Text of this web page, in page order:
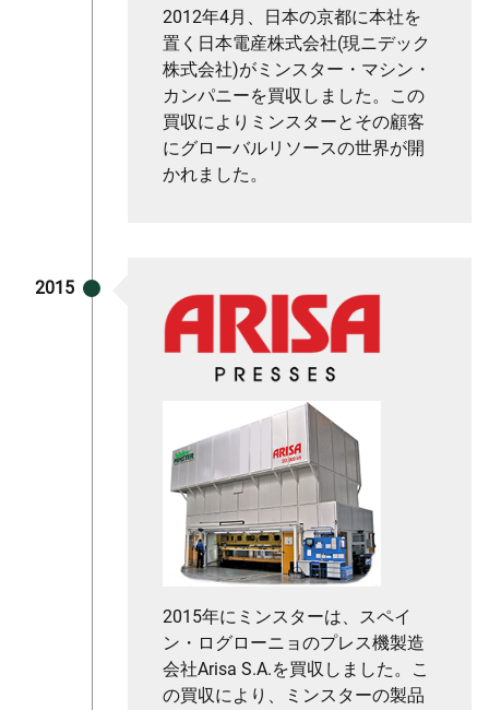
2012年4月、日本の京都に本社を
置く日本電産株式会社(現ニデック
株式会社)がミンスター・マシン・
カンパニーを買収しました。この
買収によりミンスターとその顧客
にグローバルリソースの世界が開
かれました。
2015
2015年にミンスターは、スペイ
ン・ログローニョのプレス機製造
会社Arisa S.A.を買収しました。こ
の買収により、ミンスターの製品